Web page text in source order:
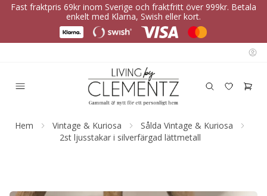
Fast fraktpris 69kr inom Sverige och fraktfritt över 999kr. Betala
enkelt med Klarna, Swish eller kort.
Hem Vintage & Kuriosa
Sålda Vintage & Kuriosa
2st ljusstakar i silverfärgad lättmetall